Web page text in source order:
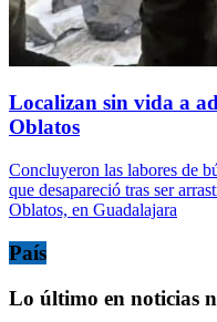
Localizan sin vida a
Oblatos
Concluyeron las labores de
que desapareció tras ser
Oblatos, en Guadalajara
País
Lo último en noticias